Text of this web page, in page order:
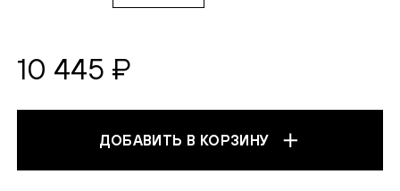
10 445 ₽
ДОБАВИТЬ В КОРЗИНУ